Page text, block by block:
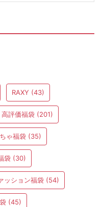
RAXY (43)
高評価福袋 (201)
ゃ福袋 (35)
袋 (30)
ッション福袋 (54)
(45)